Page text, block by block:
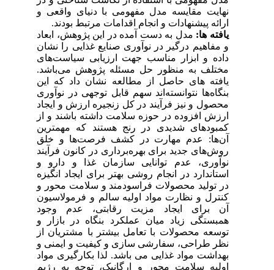
نهایت مقایسه مدل مفهومی با دنیای واقعی و
ارائه پیشنهادات و انجام اقدامات مرتبط بودند.
یافته ها:مدل به دست آمده در این پژوهش، ابعاد
و مفاهیم درگیر در نوآوری صنایع غذایی را نشان
داده و ابزار مناسب جهت ارزیابی سیاست‌های
مختلف به منظور حل مسئله پژوهش می‌باشد.
یافته های حاصل از مطالعه نشان داد که این
بنگاه‌ها نتوانسته‌اند سهم قابل توجهی در نوآوری
محصول و نیز فرآیند در کل زنجیره ارزش و ایجاد
ارزش افزوده در حوزه سلامت داشته باشند و از
کمبودهای شدیدی در رنج هستند که مهمترین
آن‌ها: عدم مهارت در کشف فرصت‌ها و خلق
روش‌های جدید برای بهره‌برداری در کانون فرآیند
نوآوری، عدم توانایی سازمان غذا و دارو و
استاندارد در انجام روشی بهتر برای ایجاد انگیزه
در تولید محصولات فراسودمند و سلامت محور و
کنترل و نظارت مواد اولیه سالم و فرمولاسیون
آن برای ایجاد مزیت رقابتی، عدم وجود
همبستگی زیاد میان عملکرد بنگاه در بازار و
توسعه محصولات با تعامل بیشتر با مشتریان از
نظر طراحی، سفارشی سازی و کیفیت و ایمنی و
بهداشت مواد غذایی می باشد. لذا بکارگیری مواد
اولیه سلامت محور و ارگانیک، توجه به رژیم